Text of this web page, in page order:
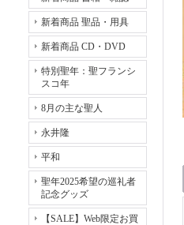
新着商品 聖品・用具
新着商品 CD・DVD
特別聖年：聖フランシ
スコ年
8月の主な聖人
永井隆
平和
聖年2025希望の巡礼者
記念グッズ
【SALE】Web限定お買